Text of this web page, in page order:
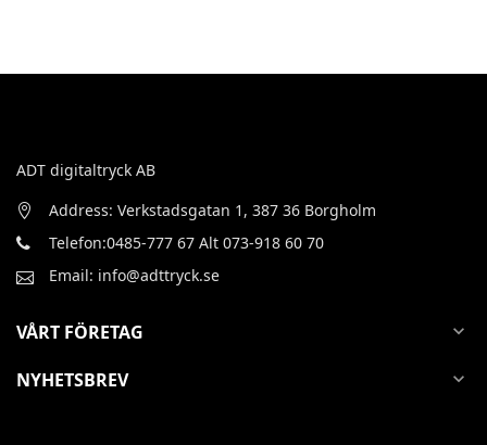
ADT digitaltryck AB
Address: Verkstadsgatan 1, 387 36 Borgholm
Telefon:0485-777 67 Alt 073-918 60 70
Email: info@adttryck.se
VÅRT FÖRETAG expand_more
NYHETSBREV expand_more